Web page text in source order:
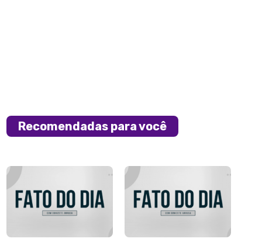
Recomendadas para você